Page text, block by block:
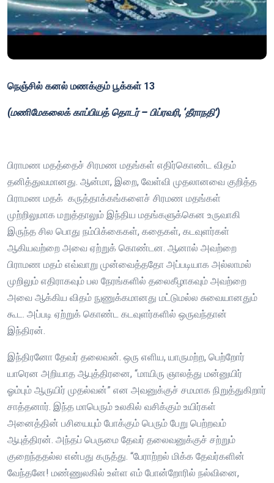
நெஞ்சில் கனல் மணக்கும் பூக்கள் 13
(மணிமேகலைக் காப்பியத் தொடர் – பிப்ரவரி, ‘தீராநதி’)
பிராமண மதத்தைச் சிரமண மதங்கள் எதிர்கொண்ட விதம்
தனித்துவமானது. ஆன்மா, இறை, வேள்வி முதலானவை குறித்த
பிராமண மதக் கருத்தாக்கங்களைச் சிரமண மதங்கள்
முற்றிலுமாக மறுத்தாலும் இந்திய மதங்களுக்கென உருவாகி
இருந்த சில பொது நம்பிக்கைகள், கதைகள், கடவுளர்கள்
ஆகியவற்றை அவை ஏற்றுக் கொண்டன. ஆனால் அவற்றை
பிராமண மதம் எவ்வாறு முன்வைத்ததோ அப்படியாக அல்லாமல்
முறிலும் எதிராகவும் பல நேரங்களில் தலைகீழாகவும் அவற்றை
அவை ஆக்கிய விதம் நுணுக்கமானது மட்டுமல்ல சுவையானதும்
கூட. அப்படி ஏற்றுக் கொண்ட கடவுளர்களில் ஒருவந்தான்
இந்திரன்.
இந்திரனோ தேவர் தலைவன். ஒரு எளிய, யாருமற்ற, பெற்றோர்
யாரென அறியாத ஆபுத்திரனை, “மாயிரு ஞாலத்து மன்னுயிர்
ஓம்பும் ஆருயிர் முதல்வன்” என அவனுக்குச் சமமாக நிறுத்துகிறார்
சாத்தனார். இந்த மாபெரும் உலகில் வசிக்கும் உயிர்கள்
அனைத்தின் பசியையும் போக்கும் பெரும் பேறு பெற்றவம்
ஆபுத்திரன். அந்தப் பெருமை தேவர் தலைவனுக்குச் சற்றும்
குறைந்ததல்ல என்பது கருத்து. “பேராற்றல் மிக்க தேவர்களின்
வேந்தனே! மண்ணுலகில் உள்ள எம் போன்றோரில் நல்வினை,